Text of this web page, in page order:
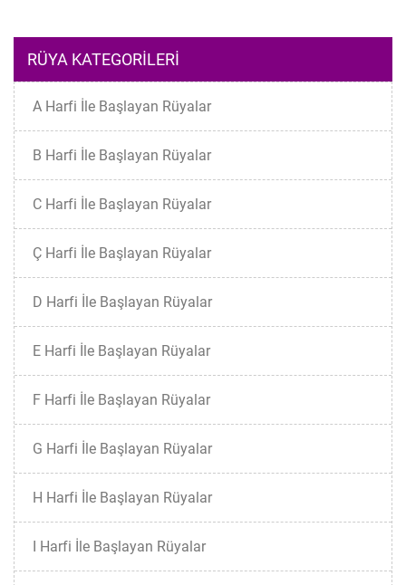
RÜYA KATEGORILERI
A Harfi İle Başlayan Rüyalar
B Harfi İle Başlayan Rüyalar
C Harfi İle Başlayan Rüyalar
Ç Harfi İle Başlayan Rüyalar
D Harfi İle Başlayan Rüyalar
E Harfi İle Başlayan Rüyalar
F Harfi İle Başlayan Rüyalar
G Harfi İle Başlayan Rüyalar
H Harfi İle Başlayan Rüyalar
I Harfi İle Başlayan Rüyalar